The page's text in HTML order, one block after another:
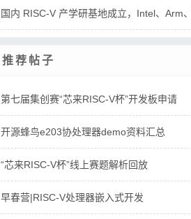
国内 RISC-V 产学研基地成立，Intel、Arm
推荐帖子
第七届集创赛“芯来RISC-V杯”开发板申请
开源蜂鸟e203协处理器demo资料汇总
“芯来RISC-V杯”线上赛题解析回放
早春营|RISC-V处理器嵌入式开发